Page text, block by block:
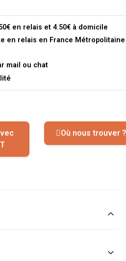
en relais et 4.50€ à domicile
en relais en France
mail ou chat
Où nous trouver ?